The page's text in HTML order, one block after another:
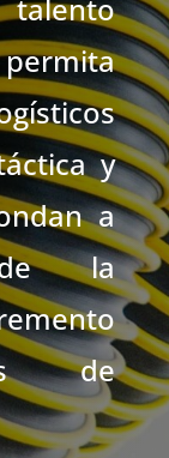
y
a
de la
de